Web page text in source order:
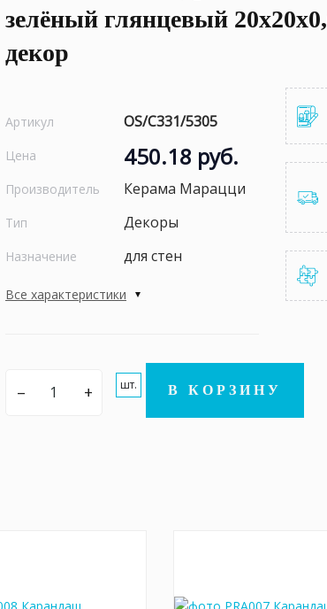
зелёный глянцевый
декор
Артикул OS/C331/5305
Цена 450.18 руб.
Производитель Керама Марацци
Тип Декоры
Назначение для стен
Все характеристики
– + шт. В КОРЗИНУ